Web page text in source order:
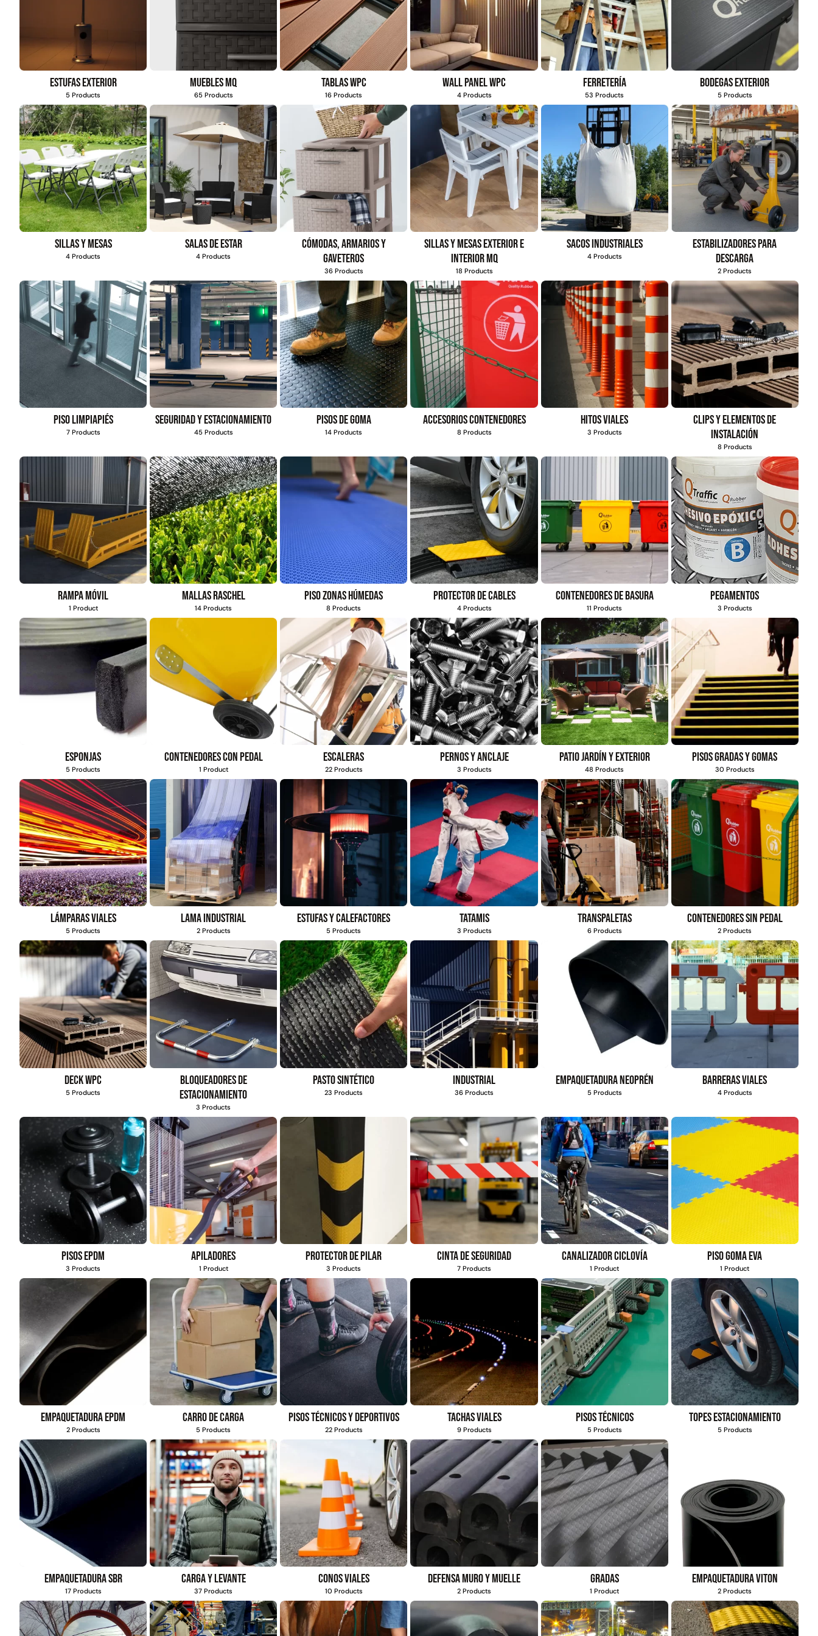
Estufas exterior
5 Products
Muebles MQ
65 Products
Tablas WPC
16 Products
Wall Panel WPC
4 Products
Ferretería
53 Products
Bodegas exterior
5 Products
Sillas y mesas
4 Products
Salas de estar
4 Products
Cómodas, armarios y
gaveteros
36 Products
Sillas y mesas exterior e
interior MQ
18 Products
Sacos industriales
4 Products
Estabilizadores para
descarga
2 Products
Piso limpiapiés
7 Products
Seguridad y estacionamiento
45 Products
Pisos de goma
14 Products
Accesorios contenedores
8 Products
Hitos viales
3 Products
Clips y elementos de
instalación
8 Products
Rampa móvil
1 Product
Mallas Raschel
14 Products
Piso zonas húmedas
8 Products
Protector de cables
4 Products
Contenedores de basura
11 Products
Pegamentos
3 Products
Esponjas
5 Products
Contenedores con pedal
1 Product
Escaleras
22 Products
Pernos y anclaje
3 Products
Patio jardín y exterior
48 Products
Pisos gradas y gomas
30 Products
Lámparas viales
5 Products
Lama industrial
2 Products
Estufas y calefactores
5 Products
Tatamis
3 Products
Transpaletas
6 Products
Contenedores sin pedal
2 Products
Deck WPC
5 Products
Bloqueadores de
estacionamiento
3 Products
Pasto sintético
23 Products
Industrial
36 Products
Empaquetadura Neoprén
5 Products
Barreras viales
4 Products
Pisos EPDM
3 Products
Apiladores
1 Product
Protector de pilar
3 Products
Cinta de seguridad
7 Products
Canalizador ciclovía
1 Product
Piso goma eva
1 Product
Empaquetadura EPDM
2 Products
Carro de carga
5 Products
Pisos técnicos y deportivos
22 Products
Tachas viales
9 Products
Pisos técnicos
5 Products
Topes estacionamiento
5 Products
Empaquetadura SBR
17 Products
Carga y levante
37 Products
Conos viales
10 Products
Defensa muro y muelle
2 Products
Gradas
1 Product
Empaquetadura Viton
2 Products
Juego Modular 03
QplayGround
$5.987.128
$3.790.990
Agregar al
carrito
Juego Modular 13
QplayGround
$749.700
Leer más
Columpio rectangular
multicolor | Glowup
$152.310
$77.490
Leer más
Columpio ovalado
multicolor | Glowup
142.790
$77.490
Leer más
Columpio infantil
goma eva azul -
44.668
$ 22.990
Leer más
Columpio infantil
goma eva | color rojo -
Glowup
$44.668
$22.990
Leer más
71%
Escalador infantil
multicolor 5 peldaños
- Glowup
$54.509
$15.990
Leer más